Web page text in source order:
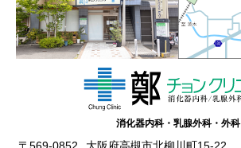
消化器内科・乳腺外科・外科
〒569-0852 大阪府高槻市北柳川町15-22